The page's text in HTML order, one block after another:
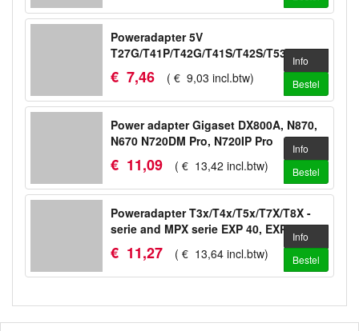
Poweradapter 5V
T27G/T41P/T42G/T41S/T42S/T53/T53W/WH64
€ 7,46 ( € 9,03 incl.btw)
Info
Bestel
Power adapter Gigaset DX800A, N870,
N670 N720DM Pro, N720IP Pro
€ 11,09 ( € 13,42 incl.btw)
Info
Bestel
Poweradapter T3x/T4x/T5x/T7X/T8X -
serie and MPX serie EXP 40, EXP 50
€ 11,27 ( € 13,64 incl.btw)
Info
Bestel